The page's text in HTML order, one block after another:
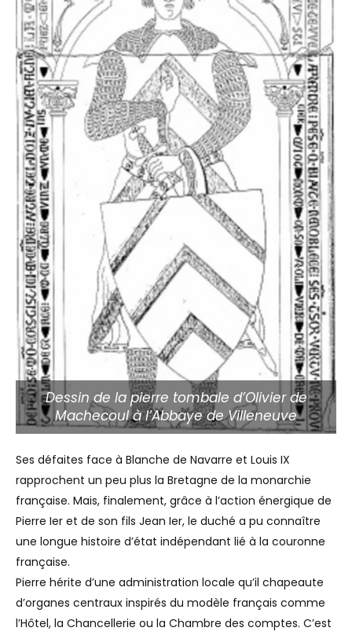
Dessin de la pierre tombale d’Olivier de
Machecoul à l’Abbaye de Villeneuve
Ses défaites face à Blanche de Navarre et Louis IX
rapprochent un peu plus la Bretagne de la monarchie
française. Mais, finalement, grâce à l’action énergique de
Pierre Ier et de son fils Jean Ier, le duché a pu connaître
une longue histoire d’état indépendant lié à la couronne
française.
Pierre hérite d’une administration locale qu’il chapeaute
d’organes centraux inspirés du modèle français comme
l’Hôtel, la Chancellerie ou la Chambre des comptes. C’est